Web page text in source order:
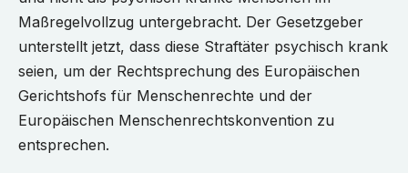
Maßregelvollzug untergebracht. Der Gesetzgeber
unterstellt jetzt, dass diese Straftäter psychisch krank
seien, um der Rechtsprechung des Europäischen
Gerichtshofs für Menschenrechte und der
Europäischen Menschenrechtskonvention zu
entsprechen.